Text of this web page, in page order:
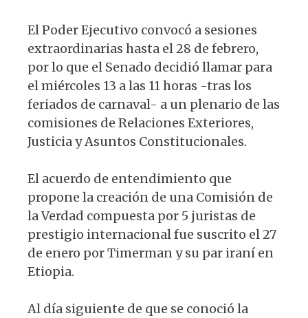
El Poder Ejecutivo convocó a sesiones
extraordinarias hasta el 28 de febrero,
por lo que el Senado decidió llamar para
el miércoles 13 a las 11 horas -tras los
feriados de carnaval- a un plenario de las
comisiones de Relaciones Exteriores,
Justicia y Asuntos Constitucionales.
El acuerdo de entendimiento que
propone la creación de una Comisión de
la Verdad compuesta por 5 juristas de
prestigio internacional fue suscrito el 27
de enero por Timerman y su par iraní en
Etiopia.
Al día siguiente de que se conoció la